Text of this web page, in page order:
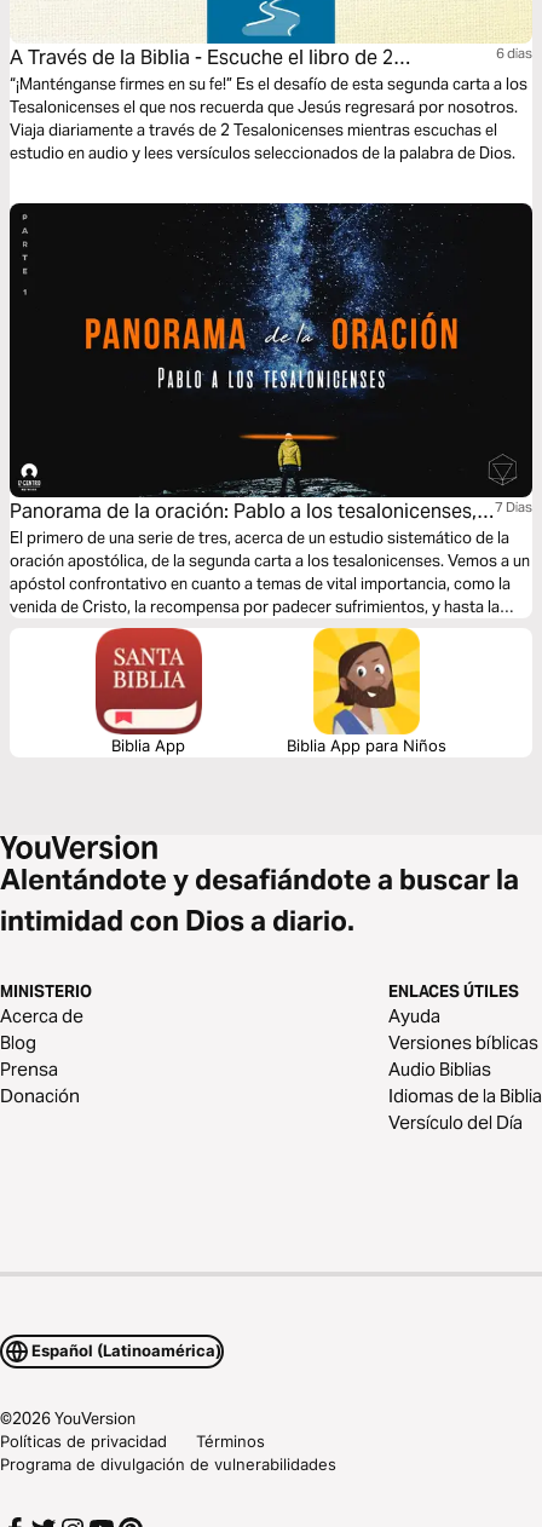
A Través de la Biblia - Escuche el libro de 2
Tesalonicenses
6 dias
“¡Manténganse firmes en su fe!” Es el desafío de esta segunda carta a los
Tesalonicenses el que nos recuerda que Jesús regresará por nosotros.
Viaja diariamente a través de 2 Tesalonicenses mientras escuchas el
estudio en audio y lees versículos seleccionados de la palabra de Dios.
Panorama de la oración: Pablo a los tesalonicenses,
parte 1
7 Dias
El primero de una serie de tres, acerca de un estudio sistemático de la
oración apostólica, de la segunda carta a los tesalonicenses. Vemos a un
apóstol confrontativo en cuanto a temas de vital importancia, como la
venida de Cristo, la recompensa por padecer sufrimientos, y hasta la
haraganería. Los comentarios expresados en éste devocional, se
realizan en términos del ostensible contexto histórico del documento,
como una carta genuina de Pablo.
Biblia App Biblia App para Niños
Alentándote y desafiándote a buscar la
intimidad con Dios a diario.
MINISTERIO
Acerca de
Blog
Prensa
Donación
ENLACES ÚTILES
Ayuda
Versiones bíblicas
Audio Biblias
Idiomas de la Biblia
Versículo del Día
Español (Latinoamérica)
©2026YouVersion
Políticas de privacidad
Términos
Programa de divulgación de vulnerabilidades